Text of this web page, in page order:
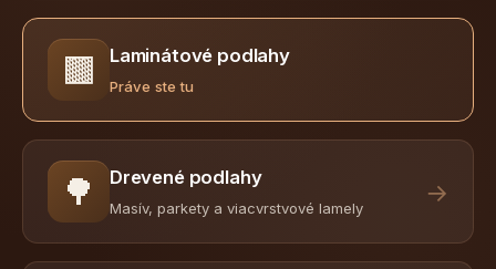
🟫 Laminátové podlahy
Práve ste tu
🌳 Drevené podlahy
Masív, parkety a viacvrstvové lamely
→